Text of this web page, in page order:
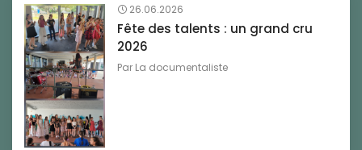
26.06.2026
Fête des talents : un grand cru
2026
Par La documentaliste